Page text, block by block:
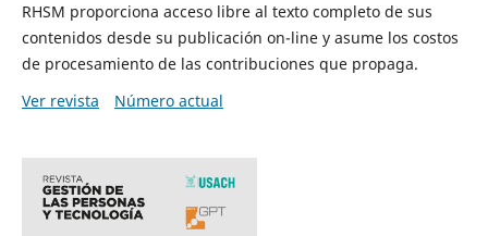
RHSM proporciona acceso libre al texto completo de sus
contenidos desde su publicación on-line y asume los costos
de procesamiento de las contribuciones que propaga.
Ver revista
Número actual